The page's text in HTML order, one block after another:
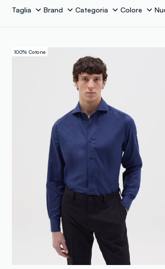
Taglia Brand Categoria Colore
100% Cotone